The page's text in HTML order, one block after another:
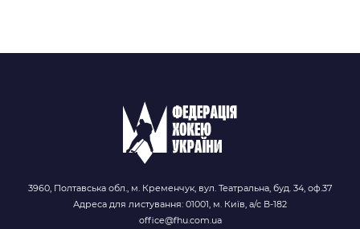
3960, Полтавська обл., м. Кременчук, вул. Театральна, буд. 34, оф.37
Адреса для листування: 01001, м. Київ, а/с В-182
office@fhu.com.ua